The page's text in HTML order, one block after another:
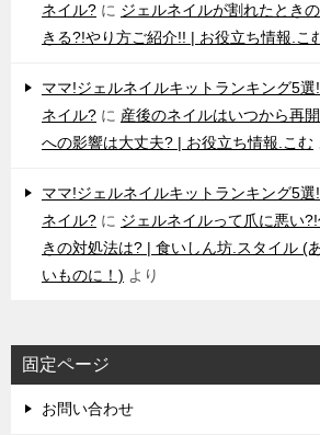
ネイル? に ジェルネイルが割れたとき
きる?!やり方ご紹介!! | お役立ち情報.こ
ママ!ジェルネイルキットランキング5
ネイル? に 産後のネイルはいつから再
への影響は大丈夫? | お役立ち情報.こむ
ママ!ジェルネイルキットランキング5
ネイル? に ジェルネイルって爪に悪い
きの対処法は? | 食いしん坊.スタイル (
いものに！) より
固定ページ
お問い合わせ